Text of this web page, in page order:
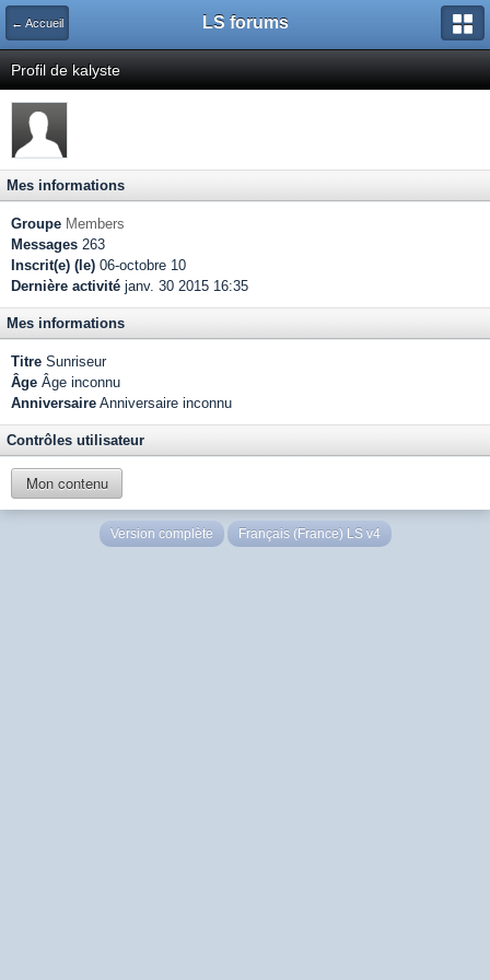
← Accueil LS forums
Profil de kalyste
Mes informations
Groupe Members
Messages 263
Inscrit(e) (le) 06-octobre 10
Dernière activité janv. 30 2015 16:35
Mes informations
Titre Sunriseur
Âge Âge inconnu
Anniversaire Anniversaire inconnu
Contrôles utilisateur
Mon contenu
Version complète Français (France) LS v4